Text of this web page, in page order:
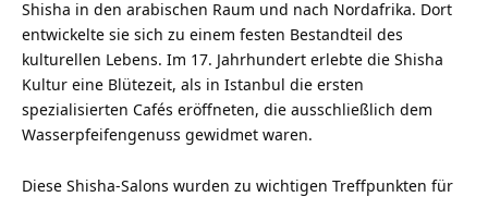
Shisha in den arabischen Raum und nach Nordafrika. Dort
entwickelte sie sich zu einem festen Bestandteil des
kulturellen Lebens. Im 17. Jahrhundert erlebte die Shisha
Kultur eine Blütezeit, als in Istanbul die ersten
spezialisierten Cafés eröffneten, die ausschließlich dem
Wasserpfeifengenuss gewidmet waren.
Diese Shisha-Salons wurden zu wichtigen Treffpunkten für